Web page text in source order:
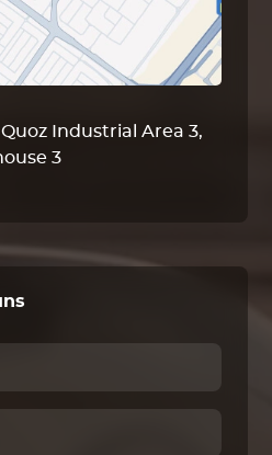
Industrial Area 3,
3